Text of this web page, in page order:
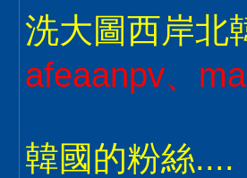
洗大圖西岸北
afeaanpv、
韓國的粉絲....